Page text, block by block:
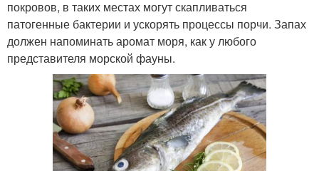
покровов, в таких местах могут скапливаться
патогенные бактерии и ускорять процессы порчи. Запах
должен напоминать аромат моря, как у любого
представителя морской фауны.